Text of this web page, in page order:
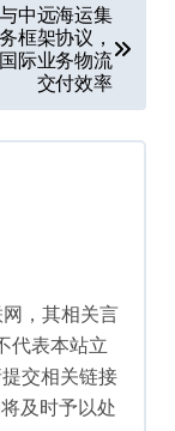
中远海运集
框架协议，
际业务物流
交付效率
网，其相关言
代表本站立
交相关链接
及时予以处